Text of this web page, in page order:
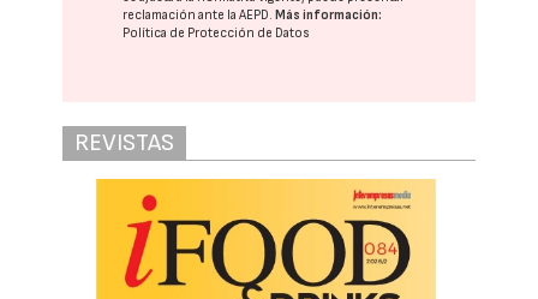
reclamación ante laAEPD. Más información:
Política de Protección de Datos
REVISTAS